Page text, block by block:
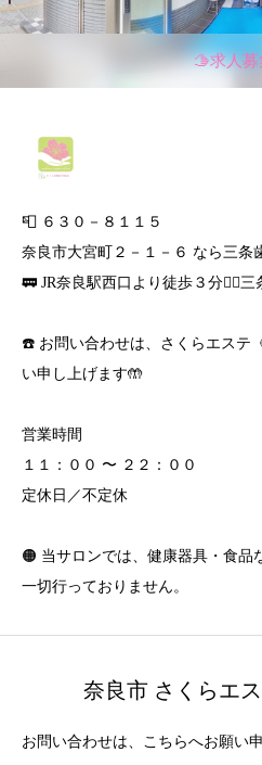
🫱求人募
📮 ６３０－８１１５
奈良市大宮町２－１－６ なら三条
🚃 JR奈良駅西口より徒歩３分🚶‍♀️
☎️ お問い合わせは、さくらエステ
い申し上げます🤲
営業時間
１１：００ 〜 ２２：００
定休日／不定休
🟠 当サロンでは、健康器具・食品
一切行っておりません。
奈良市 さくらエ
お問い合わせは、こちらへお願い